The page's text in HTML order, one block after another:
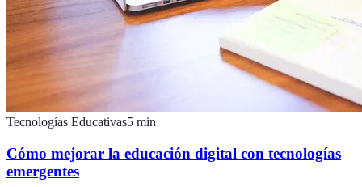
Tecnologías Educativas5 min
Cómo mejorar la educación digital con tecnologías
emergentes